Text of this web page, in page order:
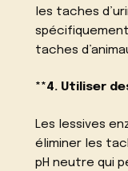
les taches
taches
**4. Utiliser
Les lessives
éliminer les
pH neutre qui